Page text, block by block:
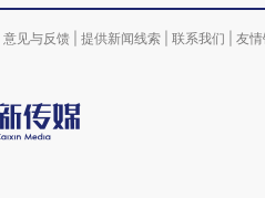
意见与反馈 提供新闻线索 联系我们 友